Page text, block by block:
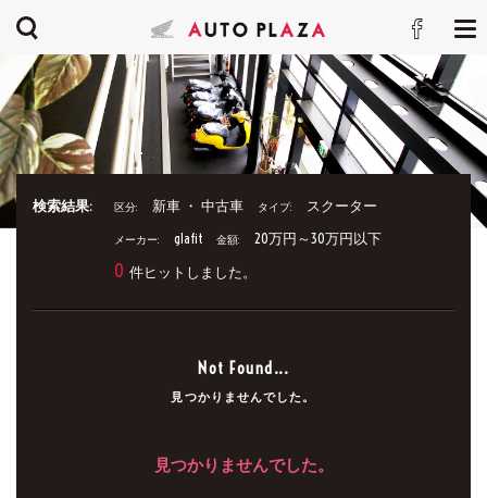
検索結果: 区分: 新車 ・ 中古車 タイプ: スクーター
メーカー: glafit 金額: 20万円～30万円以下
0 件ヒットしました。
Not Found...
見つかりませんでした。
見つかりませんでした。